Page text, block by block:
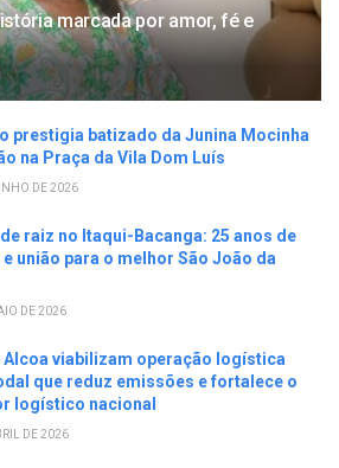
marcada por amor, fé e
prestigia batizado da Junina Mocinha
na Praça da Vila Dom Luís
DE 2026
raiz no Itaqui-Bacanga: 25 anos de
união para o melhor São João da
DE 2026
Alcoa viabilizam operação logística
que reduz emissões e fortalece o
logístico nacional
DE 2026